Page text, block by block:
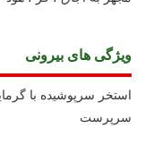
ویژگی های بیرونی
استخر سرپوشیده با
سرپرست